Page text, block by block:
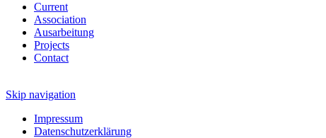
Current
Association
Ausarbeitung
Projects
Contact
Skip navigation
Impressum
Datenschutzerklärung